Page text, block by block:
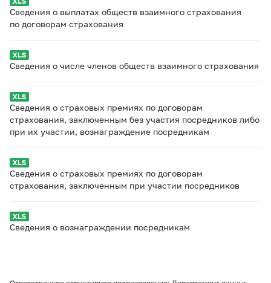
Сведения о выплатах обществ взаимного страхования
по договорам страхования
Сведения о числе членов обществ взаимного страхования
Сведения о страховых премиях по договорам
страхования, заключенным без участия посредников либо
при их участии, вознаграждение посредникам
Сведения о страховых премиях по договорам
страхования, заключенным при участии посредников
Сведения о вознаграждении посредникам